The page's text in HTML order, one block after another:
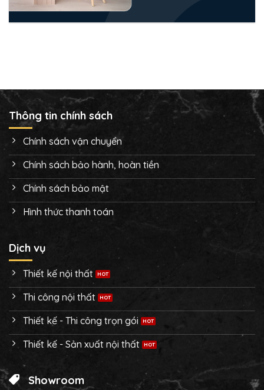
Thông tin chính sách
Chính sách vận chuyển
Chính sách bảo hành, hoàn tiền
Chính sách bảo mật
Hình thức thanh toán
Dịch vụ
Thiết kế nội thất
Thi công nội thất
Thiết kế - Thi công trọn gói
Thiết kế - Sản xuất nội thất
Showroom